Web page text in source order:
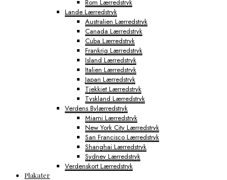
Rom Lærredstryk
Lande Lærredstryk
Australien Lærredstryk
Canada Lærredstryk
Cuba Lærredstryk
Frankrig Lærredstryk
Island Lærredstryk
Italien Lærredstryk
Japan Lærredstryk
Tjekkiet Lærredstryk
Tyskland Lærredstryk
Verdens Bylærredstryk
Miami Lærredstryk
New York City Lærredstryk
San Francisco Lærredstryk
Shanghai Lærredstryk
Sydney Lærredstryk
Verdenskort Lærredstryk
Plakater